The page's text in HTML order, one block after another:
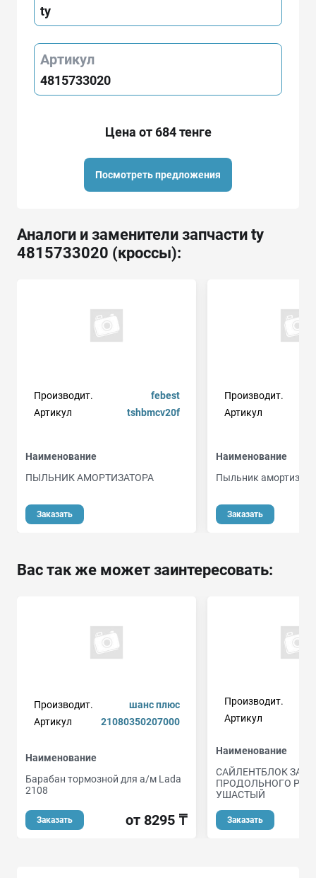
ty
Артикул
4815733020
Цена от 684 тенге
Посмотреть предложения
Аналоги и заменители запчасти ty
4815733020 (кроссы):
Производит.
febest
Артикул
tshbmcv20f
Наименование
ПЫЛЬНИК АМОРТИЗАТОРА
Заказать
Производит.
Артикул
Наименование
Пыльник
Заказать
Вас так же может заинтересовать:
Производит.
шанс плюс
Артикул
21080350207000
Наименование
Барабан тормозной для а/м Lada
2108
Заказать от 8295 ₸
Производит.
Артикул
Наименование
САЙЛЕНТБЛОК
ПРОДОЛЬНОГО
УШАСТЫЙ
Заказать